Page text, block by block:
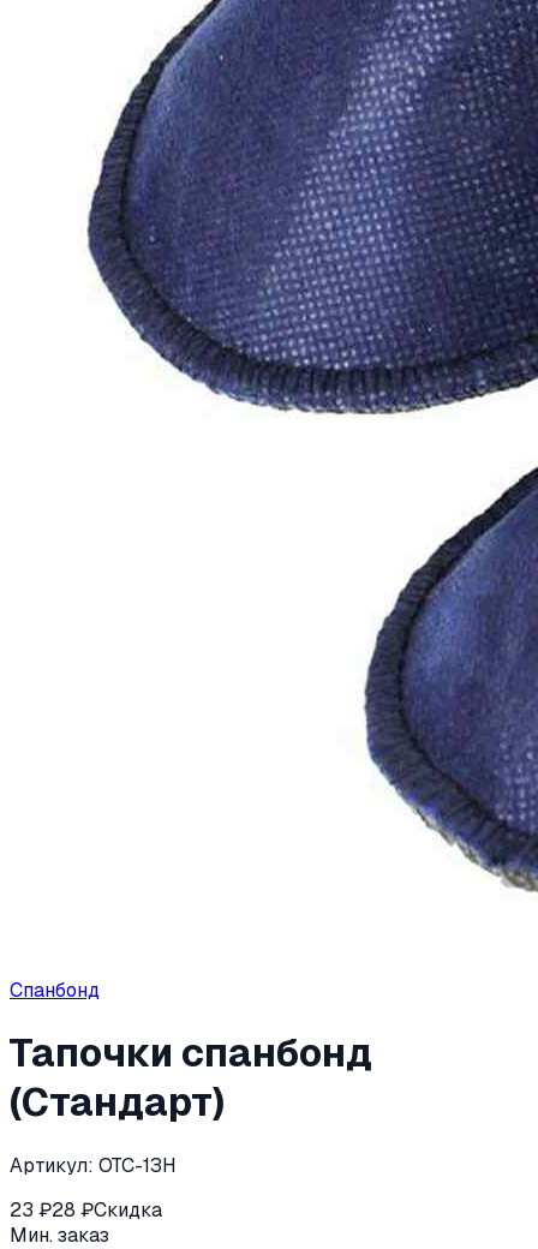
Спанбонд
Тапочки спанбонд
(Стандарт)
Артикул: ОТС-1ЗН
23 ₽28 ₽Скидка
Мин. заказ